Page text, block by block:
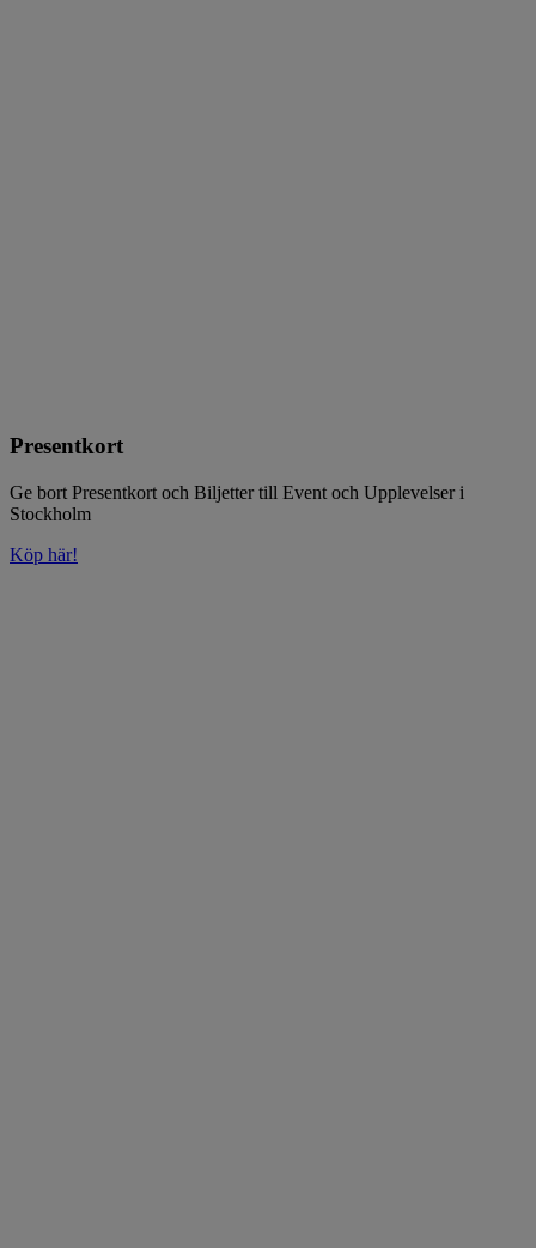
Presentkort
Ge bort Presentkort och Biljetter till Event och Upplevelser i
Stockholm
Köp här!